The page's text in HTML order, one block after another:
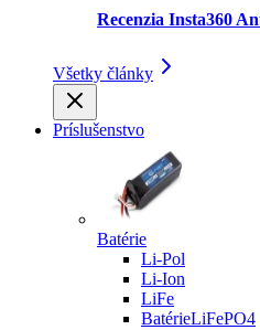
Recenzia Insta360
Všetky články
Príslušenstvo
Batérie
Li-Pol
Li-Ion
LiFe
BatérieLiFePO4